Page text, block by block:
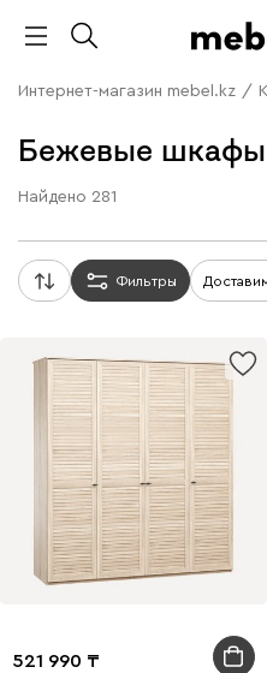
Интернет-магазин mebel.kz /
Бежевые шкафы
Найдено 281
Фильтры
521 990